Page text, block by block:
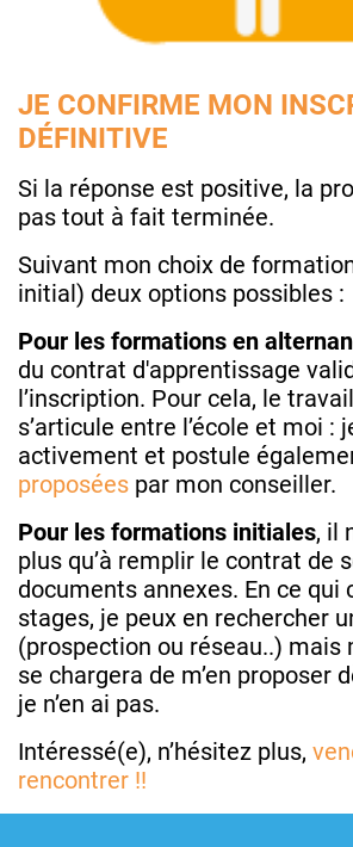
JE CONFIRME MON
DÉFINITIVE
Si la réponse est positive, la
pas tout à fait terminée.
Suivant mon choix de
initial) deux options possibles :
Pour les formations en
du contrat d'apprentissage
l’inscription. Pour cela, le
s’articule entre l’école et moi :
activement et postule
proposées par mon conseiller.
Pour les formations initiales, il
plus qu’à remplir le contrat de
documents annexes. En ce qui
stages, je peux en rechercher
(prospection ou réseau..) mais
se chargera de m’en proposer
je n’en ai pas.
Intéressé(e), n’hésitez plus,
rencontrer !!